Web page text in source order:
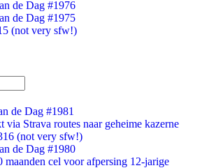
de Dag #1976
de Dag #1975
(not very sfw!)
de Dag #1981
Strava routes naar geheime kazerne
(not very sfw!)
de Dag #1980
cel voor afpersing 12-jarige